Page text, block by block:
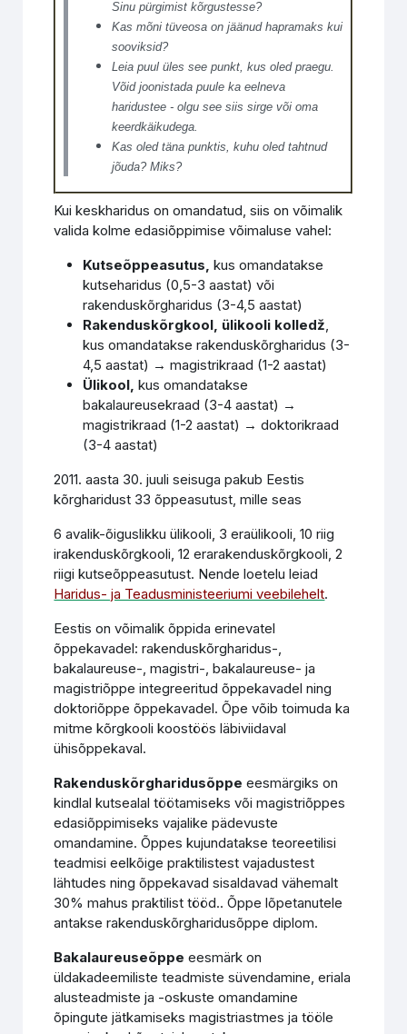
Sinu pürgimist kõrgustesse?
Kas mõni tüveosa on jäänud hapramaks kui
sooviksid?
Leia puul üles see punkt, kus oled praegu.
Võid joonistada puule ka eelneva
haridustee - olgu see siis sirge või oma
keerdkäikudega.
Kas oled täna punktis, kuhu oled tahtnud
jõuda? Miks?
Kui keskharidus on omandatud, siis on võimalik
valida kolme edasiõppimise võimaluse vahel:
Kutseõppeasutus,kus omandatakse
kutseharidus (0,5-3 aastat) või
rakenduskõrgharidus (3-4,5 aastat)
Rakenduskõrgkool, ülikooli kolledž,
kus omandatakse rakenduskõrgharidus (3-
4,5 aastat) → magistrikraad (1-2 aastat)
Ülikool,kus omandatakse
bakalaureusekraad (3-4 aastat) →
magistrikraad (1-2 aastat) → doktorikraad
(3-4 aastat)
2011. aasta 30. juuli seisuga pakub Eestis
kõrgharidust 33 õppeasutust, mille seas
6 avalik-õiguslikku ülikooli, 3 eraülikooli, 10 riig
irakenduskõrgkooli, 12 erarakenduskõrgkooli, 2
riigi kutseõppeasutust. Nende loetelu leiad
Haridus- ja Teadusministeeriumi veebilehelt.
Eestis on võimalik õppida erinevatel
õppekavadel: rakenduskõrgharidus-,
bakalaureuse-, magistri-, bakalaureuse- ja
magistriõppe integreeritud õppekavadel ning
doktoriõppe õppekavadel. Õpe võib toimuda ka
mitme kõrgkooli koostöös läbiviidaval
ühisõppekaval.
Rakenduskõrgharidusõppe eesmärgiks on
kindlal kutsealal töötamiseks või magistriõppes
edasiõppimiseks vajalike pädevuste
omandamine. Õppes kujundatakse teoreetilisi
teadmisi eelkõige praktilistest vajadustest
lähtudes ning õppekavad sisaldavad vähemalt
30% mahus praktilist tööd.. Õppe lõpetanutele
antakse rakenduskõrgharidusõppe diplom.
Bakalaureuseõppe eesmärk on
üldakadeemiliste teadmiste süvendamine, eriala
alusteadmiste ja -oskuste omandamine
õpingute jätkamiseks magistriastmes ja tööle